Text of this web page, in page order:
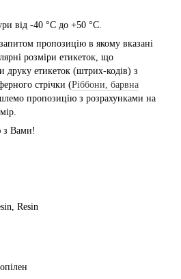
від -40 °C до +50 °C.
пропозицію в якому вказані
розміри етикеток, що
друку етикеток (штрих-кодів) з
стрічки (Ріббони, барвна
пропозицію з розрахунками на
з Вами!
Resin